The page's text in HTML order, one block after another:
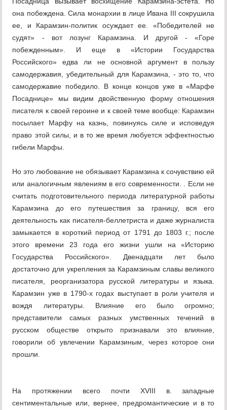
она побеждена. Сила монархии в лице Ивана III сокрушила
ее, и Карамзин-политик осуждает ее. «Победителей не
судят» - вот лозунг Карамзина. И другой - «Горе
побежденным». И еще в «Истории Государства
Российского» едва ли не основной аргумент в пользу
самодержавия, убедительный для Карамзина, - это то, что
самодержавие победило. В конце концов уже в «Марфе
Посаднице» мы видим двойственную форму отношения
писателя к своей героине и к своей теме вообще: Карамзин
посылает Марфу на казнь, повинуясь силе и исповедуя
право этой силы, и в то же время любуется эффектностью
гибели Марфы.
Но это любование не обязывает Карамзина к сочувствию ей
или аналогичным явлениям в его современности. . Если не
считать подготовительного периода литературной работы
Карамзина до его путешествия за границу, вся его
деятельность как писателя-беллетриста и даже журналиста
замыкается в короткий период от 1791 до 1803 г.; после
этого времени 23 года его жизни ушли на «Историю
Государства Российского». Двенадцати лет было
достаточно для укрепления за Карамзиным славы великого
писателя, реорганизатора русской литературы и языка.
Карамзин уже в 1790-х годах выступает в роли учителя и
вождя литературы. Влияние его было огромно;
представители самых разных умственных течений в
русском обществе открыто признавали это влияние,
говорили об увлечении Карамзиным, через которое они
прошли.
На протяжении всего почти XVIII в. западные
сентиментальные или, вернее, предромантические и в то